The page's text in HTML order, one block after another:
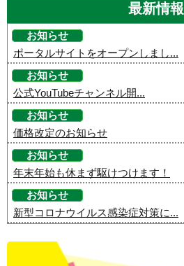
最新情報
お知らせ
ポータルサイトをオープンしまし...
お知らせ
公式YouTubeチャンネル開...
お知らせ
価格改定のお知らせ
お知らせ
年末年始も休まず駆けつけます！
お知らせ
新型コロナウイルス感染症対策に...